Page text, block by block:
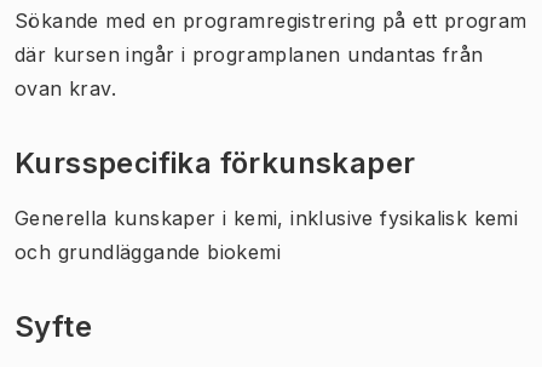
Sökande med en programregistrering på ett program
där kursen ingår i programplanen undantas från
ovan krav.
Kursspecifika förkunskaper
Generella kunskaper i kemi, inklusive fysikalisk kemi
och grundläggande biokemi
Syfte